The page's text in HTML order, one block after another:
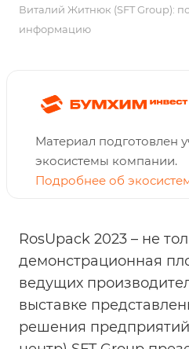
Виталий Житнюк (SFT Group):
информацию
Материал подготовлен
экосистемы компании.
Подробнее об
RosUpack 2023 – не
демонстрационная
ведущих
выставке
решения